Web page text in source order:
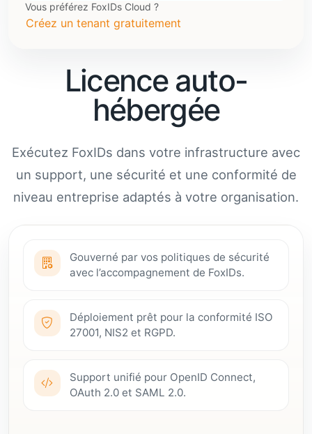
Licence auto-
hébergée
Exécutez FoxIDs dans votre infrastructure avec
un support, une sécurité et une conformité de
niveau entreprise adaptés à votre organisation.
Gouverné par vos politiques de sécurité
avec l’accompagnement de FoxIDs.
Déploiement prêt pour la conformité ISO
27001, NIS2 et RGPD.
Support unifié pour OpenID Connect,
OAuth 2.0 et SAML 2.0.
Vous préférez FoxIDs Cloud ?
Créez un tenant gratuitement